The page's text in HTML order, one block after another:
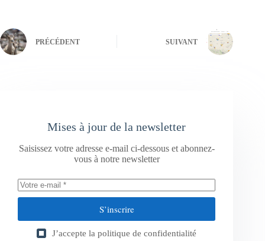
PRÉCÉDENT SUIVANT
Mises à jour de la newsletter
Saisissez votre adresse e-mail ci-dessous et abonnez-
vous à notre newsletter
S’inscrire
J’accepte la politique de confidentialité